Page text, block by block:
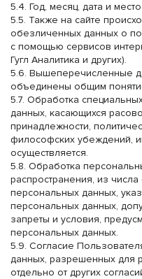
5.4. Год, месяц, дата и
5.5. Также на сайте
обезличенных данных о
с помощью сервисов
Гугл Аналитика и других).
5.6. Вышеперечисленные
объединены общим
5.7. Обработка
данных, касающихся
принадлежности,
философских убеждений,
осуществляется.
5.8. Обработка
распространения, из
персональных данных,
персональных данных,
запреты и условия,
персональных данных.
5.9. Согласие
данных, разрешенных для
отдельно от других